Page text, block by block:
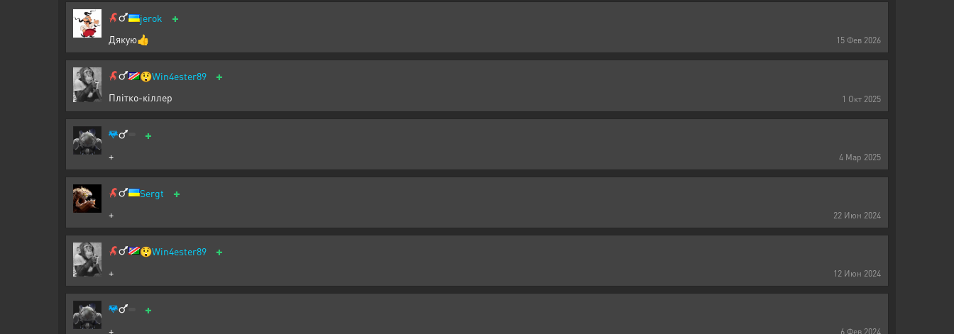
15 Фев 2026
jerok +
Дякую👍
1 Окт 2025
😲Win4ester89 +
Плітко-кіллер
4 Мар 2025
+
+
22 Июн 2024
Sergt +
+
12 Июн 2024
😲Win4ester89 +
+
6 Фев 2024
+
+